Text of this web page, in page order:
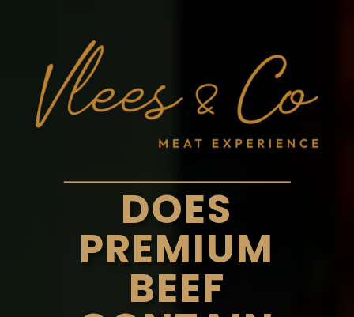
DOES
PREMIUM
BEEF